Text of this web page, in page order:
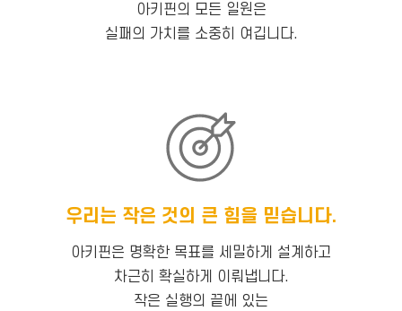
아키핀의 모든 일원은
실패의 가치를 소중히 여깁니다.
우리는 작은 것의 큰 힘을 믿습니다.
아키핀은 명확한 목표를 세밀하게 설계하고
차근히 확실하게 이뤄냅니다.
작은 실행의 끝에 있는